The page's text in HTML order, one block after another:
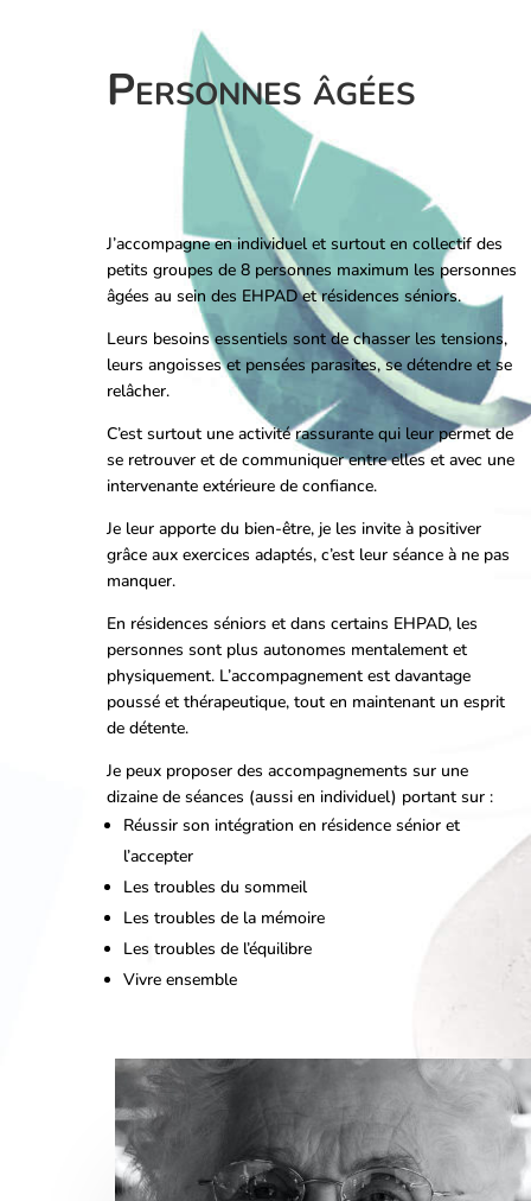
Personnes âgées
J’accompagne en individuel et surtout en collectif des
petits groupes de 8 personnes maximum les personnes
âgées au sein des EHPAD et résidences séniors.
Leurs besoins essentiels sont de chasser les tensions,
leurs angoisses et pensées parasites, se détendre et se
relâcher.
C’est surtout une activité rassurante qui leur permet de
se retrouver et de communiquer entre elles et avec une
intervenante extérieure de confiance.
Je leur apporte du bien-être, je les invite à positiver
grâce aux exercices adaptés, c’est leur séance à ne pas
manquer.
En résidences séniors et dans certains EHPAD, les
personnes sont plus autonomes mentalement et
physiquement. L’accompagnement est davantage
poussé et thérapeutique, tout en maintenant un esprit
de détente.
Je peux proposer des accompagnements sur une
dizaine de séances (aussi en individuel) portant sur :
Réussir son intégration en résidence sénior et
l’accepter
Les troubles du sommeil
Les troubles de la mémoire
Les troubles de l’équilibre
Vivre ensemble